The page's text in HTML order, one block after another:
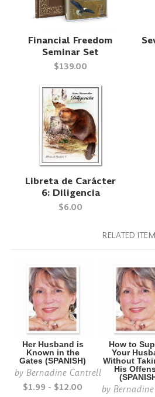
Financial Freedom
Seminar Set
$139.00
Libreta de Carácter
6: Diligencia
$6.00
RELATED
Her Husband is
Known in the
Gates (SPANISH)
byBernadine Cantrell
$1.99 - $12.00
How to
Your
Without
His
by